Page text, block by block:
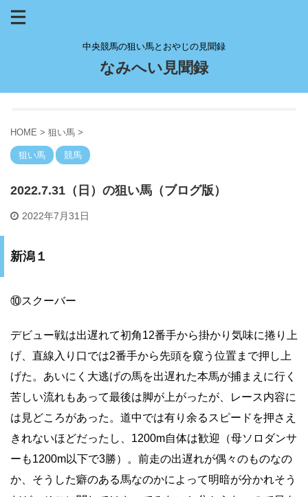
中央競馬の狙い馬とおやじの見聞録
なみへい見聞録
HOME > 狙い馬 >
狙い馬 競馬
2022.7.31（日）の狙い馬（ブログ版）
2022年7月31日
新潟１
⑩スクーバー
デビュー戦は出遅れて初角12番手から掛かり気味に捲り上
げ、直線入り口では2番手から先頭を窺う位置まで押し上
げた。あいにく大逃げの馬を出遅れた本馬が捕まえに行く
苦しい流れもあって最後は脚が上がったが、レース内容に
は見どころがあった。道中では有り余るスピードを押さえ
きれないほどだったし、1200m自体は歓迎（母ソロダンサ
ーも1200m以下で3勝）。前走の出遅れが偶々のものなの
か、そうした癖のある馬なのかによって明暗が分かれそう